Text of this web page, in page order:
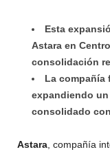
Esta
Astara en
consolidación
La compañía
expandiendo
consolidado
Astara , compañía